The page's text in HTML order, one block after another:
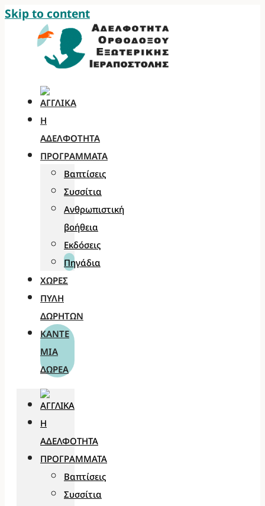
Skip to content
Η
ΑΔΕΛΦΌΤΗΤΑ
ΠΡΟΓΡΆΜΜΑΤΑ
Βαπτίσεις
Συσσίτια
Ανθρωπιστική
βοήθεια
Εκδόσεις
Πηγάδια
ΧΏΡΕΣ
ΠΎΛΗ
ΔΩΡΗΤΏΝ
ΚΆΝΤΕ
ΜΊΑ
ΔΩΡΕΆ
Η
ΑΔΕΛΦΌΤΗΤΑ
ΠΡΟΓΡΆΜΜΑΤΑ
Βαπτίσεις
Συσσίτια